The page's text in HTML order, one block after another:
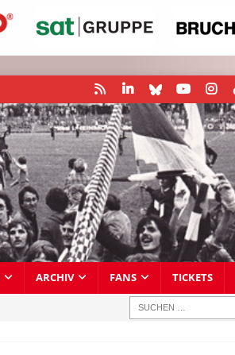
ARCHIV FANS TICKETS